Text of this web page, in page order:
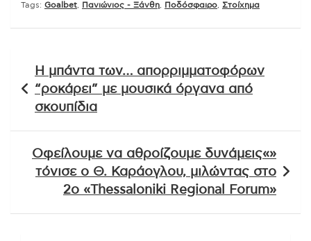
Tags: Goalbet Πανιώνιος - Ξάνθη Ποδόσφαιρο Στοίχημα
άρθρων
Η μπάντα των… απορριμματοφόρων
“ροκάρει” με μουσικά όργανα από
σκουπίδια
Οφείλουμε να αθροίζουμε δυνάμεις«»
τόνισε ο Θ. Καράογλου, μιλώντας στο
2ο «Thessaloniki Regional Forum»